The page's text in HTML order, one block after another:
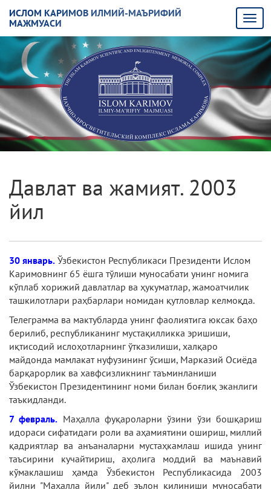
ИСЛОМ КАРИМОВ ИЛМИЙ-МАЪРИФИЙ
МАЖМУАСИ
Давлат ва жамият. 2003
йил
30 январь. Ўзбекистон Республикаси Президенти Ислом
Каримовнинг 65 ёшга тўлиши муносабати унинг номига
кўплаб хорижий давлатлар ва ҳукуматлар, жамоатчилик
ташкилотлари раҳбарлари номидан қутловлар келмоқда.
Телеграмма ва мактубларда унинг фаолиятига юксак баҳо
берилиб, республиканинг мустақилликка эришиши,
иқтисодий ислоҳотларнинг ўтказилиши, халқаро
майдонда мамлакат нуфузининг ўсиши, Марказий Осиёда
барқарорлик ва хавфсизликнинг таъминланиши
Ўзбекистон Президентининг номи билан боғлиқ эканлиги
таъкидланди.
7 февраль. Маҳалла фуқароларни ўзини ўзи бошқариш
идораси сифатидаги роли ва аҳамиятини ошириш, миллий
қадриятлар ва анъаналарни мустаҳкамлаш ишида унинг
таъсирини кучайтириш, аҳолига моддий ва маънавий
кўмаклашиш ҳамда Ўзбекистон Республикасида 2003
йилни "Маҳалла йили" деб эълон қилиниши муносабати